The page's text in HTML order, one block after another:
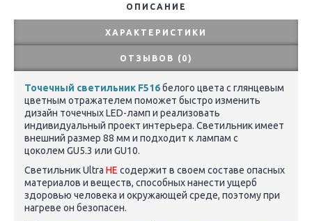
ОПИСАНИЕ
ХАРАКТЕРИСТИКИ
ОТЗЫВОВ (0)
Точечный светильник F516белого цвета с глянцевым
цветным отражателем поможет быстро изменить
дизайн точечных LED-ламп и реализовать
индивидуальный проект интерьера. Светильник имеет
внешний размер 88 мм и подходит к лампам с
цоколем GU5.3 или GU10.
СветильникUltra НЕ содержит в своем составе опасных
материалов и веществ, способных нанести ущерб
здоровью человека и окружающей среде, поэтому при
нагреве он безопасен.